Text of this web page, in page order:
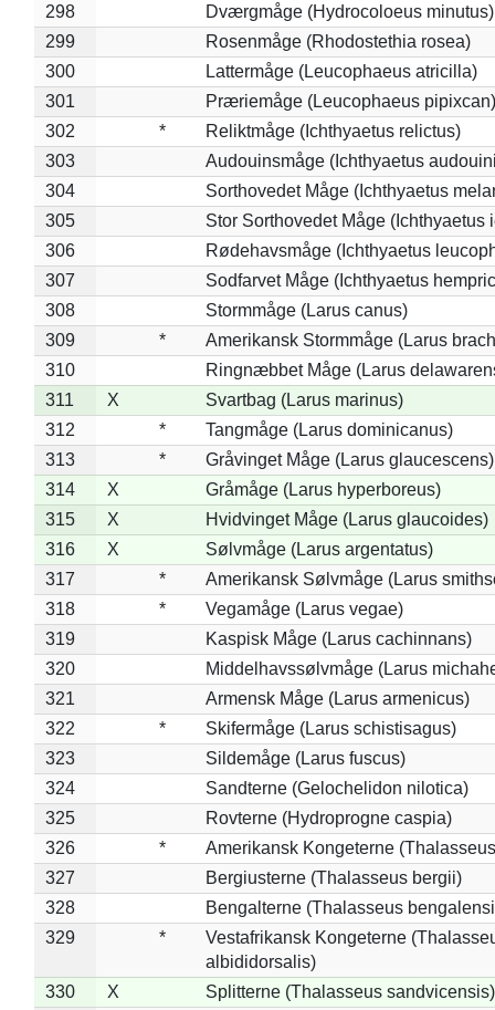
298
Dværgmåge (Hydrocoloeus minutus)
299
Rosenmåge (Rhodostethia rosea)
300
Lattermåge (Leucophaeus atricilla)
301
Præriemåge (Leucophaeus pipixcan)
302
*
Reliktmåge (Ichthyaetus relictus)
303
Audouinsmåge (Ichthyaetus
304
Sorthovedet Måge (Ichthyaetus
305
Stor Sorthovedet Måge (Ichthyaetus
306
Rødehavsmåge (Ichthyaetus
307
Sodfarvet Måge (Ichthyaetus
308
Stormmåge (Larus canus)
309
*
Amerikansk Stormmåge (Larus
310
Ringnæbbet Måge (Larus
311
X
Svartbag (Larus marinus)
312
*
Tangmåge (Larus dominicanus)
313
*
Gråvinget Måge (Larus glaucescens)
314
X
Gråmåge (Larus hyperboreus)
315
X
Hvidvinget Måge (Larus glaucoides)
316
X
Sølvmåge (Larus argentatus)
317
*
Amerikansk Sølvmåge (Larus
318
*
Vegamåge (Larus vegae)
319
Kaspisk Måge (Larus cachinnans)
320
Middelhavssølvmåge (Larus
321
Armensk Måge (Larus armenicus)
322
*
Skifermåge (Larus schistisagus)
323
Sildemåge (Larus fuscus)
324
Sandterne (Gelochelidon nilotica)
325
Rovterne (Hydroprogne caspia)
326
*
Amerikansk Kongeterne
327
Bergiusterne (Thalasseus bergii)
328
Bengalterne (Thalasseus
329
*
Vestafrikansk Kongeterne
albididorsalis)
330
X
Splitterne (Thalasseus sandvicensis)